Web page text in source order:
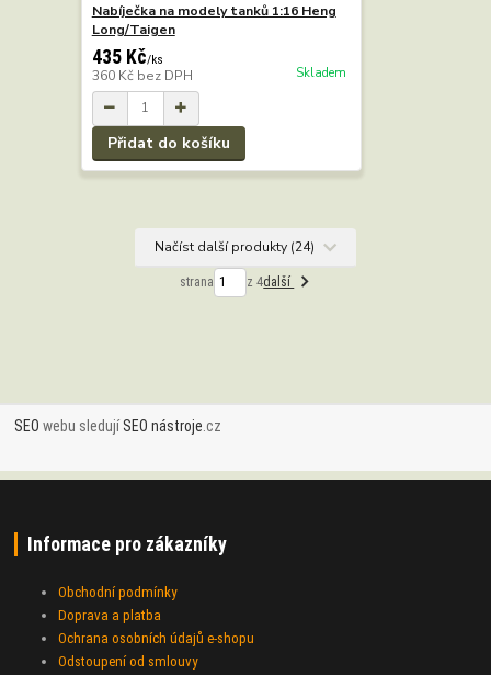
Nabíječka na modely tanků 1:16 Heng
Long/Taigen
435 Kč/ks
360 Kč bez DPH Skladem
Přidat do košíku
Načíst další produkty (24)
strana z 4další
SEO webu sledujíSEO nástroje .cz
Informace pro zákazníky
Obchodní podmínky
Doprava a platba
Ochrana osobních údajů e-shopu
Odstoupení od smlouvy